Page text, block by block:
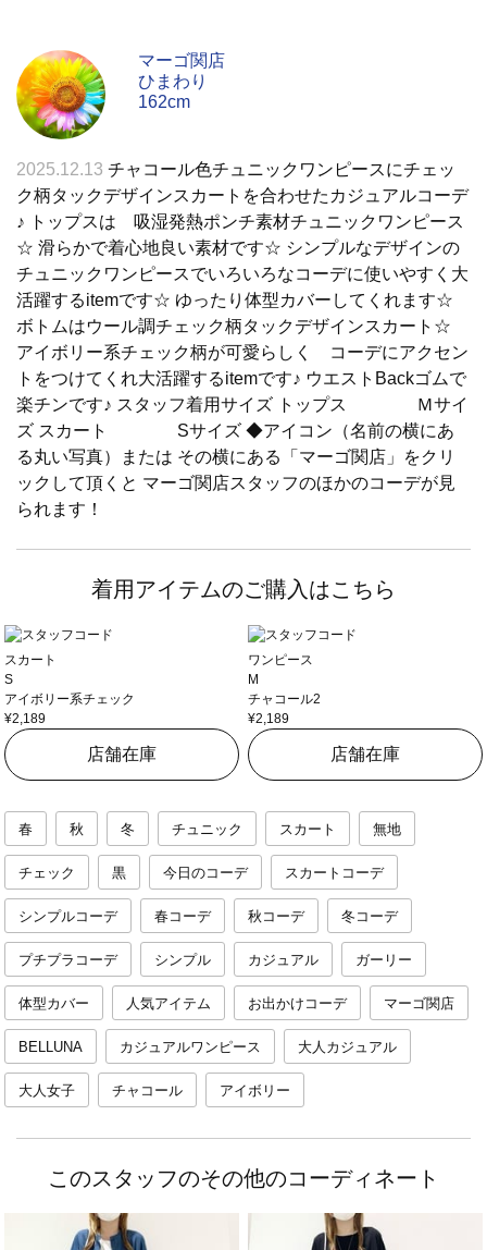
マーゴ関店
ひまわり
162cm
2025.12.13 チャコール色チュニックワンピースにチェッ
ク柄タックデザインスカートを合わせたカジュアルコーデ
♪ トップスは 吸湿発熱ポンチ素材チュニックワンピース
☆ 滑らかで着心地良い素材です☆ シンプルなデザインの
チュニックワンピースでいろいろなコーデに使いやすく大
活躍するitemです☆ ゆったり体型カバーしてくれます☆
ボトムはウール調チェック柄タックデザインスカート☆
アイボリー系チェック柄が可愛らしく コーデにアクセン
トをつけてくれ大活躍するitemです♪ ウエストBackゴムで
楽チンです♪ スタッフ着用サイズ トップス Ｍサイ
ズ スカート Sサイズ ◆アイコン（名前の横にあ
る丸い写真）または その横にある「マーゴ関店」をクリ
ックして頂くと マーゴ関店スタッフのほかのコーデが見
られます！
着用アイテムのご購入はこちら
スカート
S
アイボリー系チェック
¥2,189
店舗在庫
ワンピース
M
チャコール2
¥2,189
店舗在庫
春 秋 冬 チュニック スカート 無地
チェック 黒 今日のコーデ スカートコーデ
シンプルコーデ 春コーデ 秋コーデ 冬コーデ
プチプラコーデ シンプル カジュアル ガーリー
体型カバー 人気アイテム お出かけコーデ マーゴ関店
BELLUNA カジュアルワンピース 大人カジュアル
大人女子 チャコール アイボリー
このスタッフのその他のコーディネート